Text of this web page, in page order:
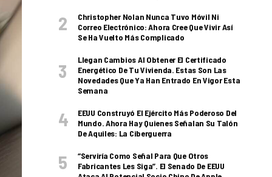
Christopher Nolan Nunca Tuvo Móvil Ni
Correo Electrónico: Ahora Cree Que Vivir Así
Se Ha Vuelto Más Complicado
Llegan Cambios Al Obtener El Certificado
Energético De Tu Vivienda. Estas Son Las
Novedades Que Ya Han Entrado En Vigor Esta
Semana
EEUU Construyó El Ejército Más Poderoso Del
Mundo. Ahora Hay Quienes Señalan Su Talón
De Aquiles: La Ciberguerra
“Serviría Como Señal Para Que Otros
Fabricantes Les Siga”. El Senado De EEUU